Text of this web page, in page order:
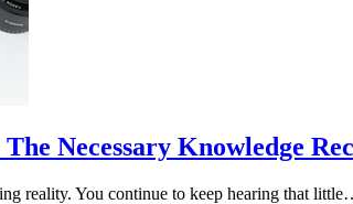
Necessary Knowledge
reality. You continue to keep hearing that